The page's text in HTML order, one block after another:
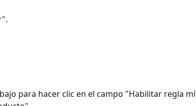
para hacer clic en el campo "Habilitar regla